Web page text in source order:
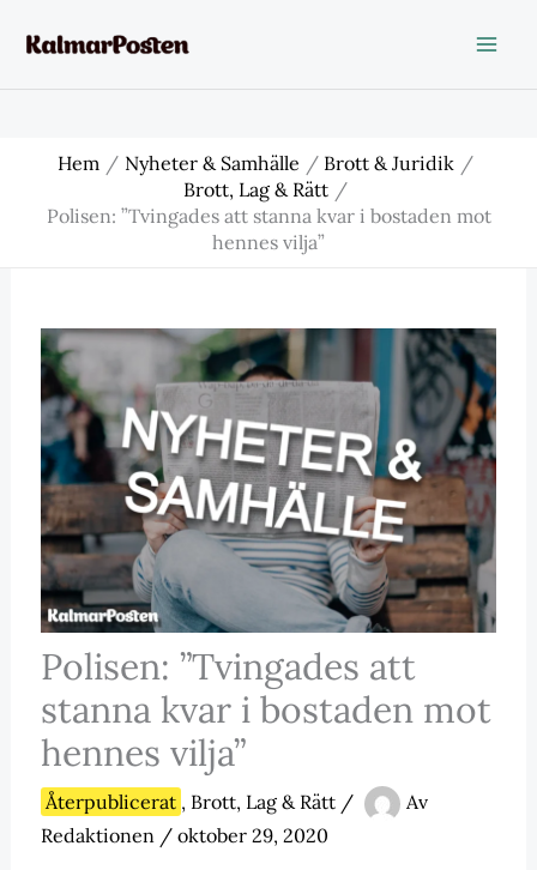
Hem Nyheter & Samhälle
Brott & Juridik
Brott, Lag & Rätt
Polisen: ”Tvingades att stanna kvar i bostaden mot
hennes vilja”
Polisen: ”Tvingades att
stanna kvar i bostaden mot
hennes vilja”
Återpublicerat , Brott, Lag & Rätt/
Av
Redaktionen / oktober 29, 2020